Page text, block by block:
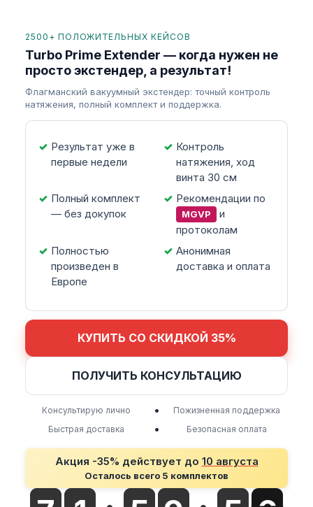
2500+ ПОЛОЖИТЕЛЬНЫХ КЕЙСОВ
Turbo Prime Extender — когда нужен не
просто экстендер, а результат!
Флагманский вакуумный экстендер: точный контроль
натяжения, полный комплект и поддержка.
Результат уже в
первые недели
Контроль
натяжения, ход
винта 30 см
Полный комплект
— без докупок
Рекомендации по
MGVP
и
протоколам
Полностью
произведен в
Европе
Анонимная
доставка и оплата
КУПИТЬ СО СКИДКОЙ 35%
ПОЛУЧИТЬ КОНСУЛЬТАЦИЮ
Консультирую лично •
Пожизненная поддержка
Быстрая доставка
• Безопасная оплата
Акция -35% действует до 10 августа
Осталось всего 5 комплектов